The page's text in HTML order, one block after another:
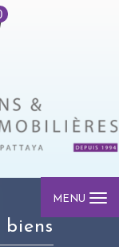
MENU
biens